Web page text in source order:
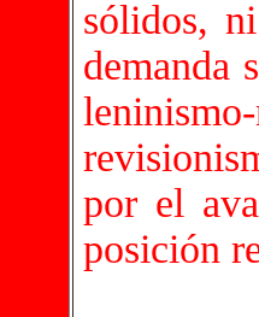
sólidos,
demanda
por el
posición